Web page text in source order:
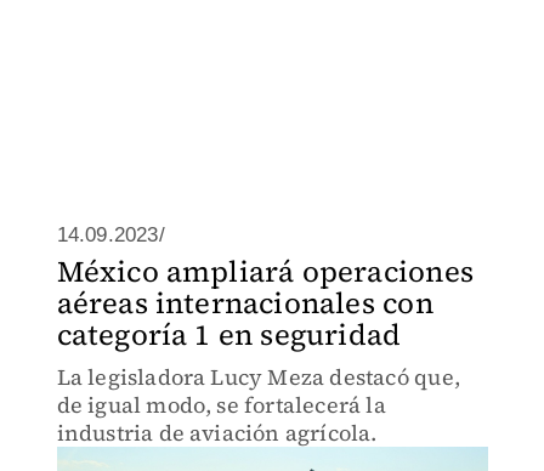
14.09.2023/
México ampliará operaciones
aéreas internacionales con
categoría 1 en seguridad
La legisladora Lucy Meza destacó que,
de igual modo, se fortalecerá la
industria de aviación agrícola.